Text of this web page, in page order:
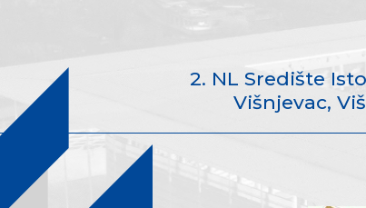
2. NL Središte
Višnjevac,